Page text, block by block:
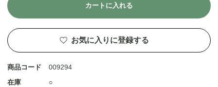
カートに入れる
お気に入りに登録する
商品コード
009294
在庫
○